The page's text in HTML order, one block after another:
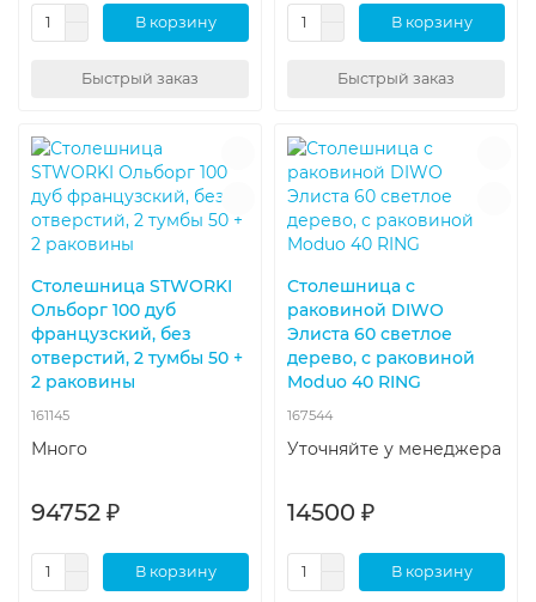
В корзину
Быстрый заказ
В корзину
Быстрый заказ
Столешница STWORKI
Ольборг 100 дуб
французский, без
отверстий, 2 тумбы 50 +
2 раковины
161145
Много
94752 ₽
В корзину
Столешница с
раковиной DIWO
Элиста 60 светлое
дерево, с раковиной
Moduo 40 RING
167544
Уточняйте у менеджера
14500 ₽
В корзину